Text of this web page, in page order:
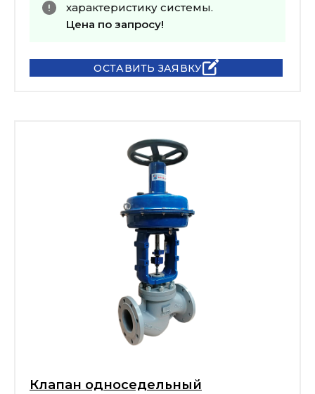
характеристику системы.
Цена по запросу!
ОСТАВИТЬ ЗАЯВКУ
Клапан односедельный